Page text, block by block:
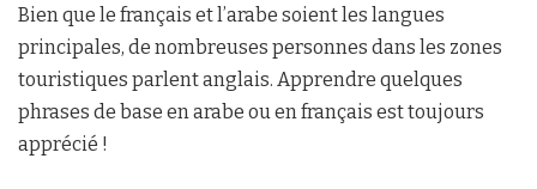
Bien que le français et l’arabe soient les langues
principales, de nombreuses personnes dans les zones
touristiques parlent anglais. Apprendre quelques
phrases de base en arabe ou en français est toujours
apprécié !